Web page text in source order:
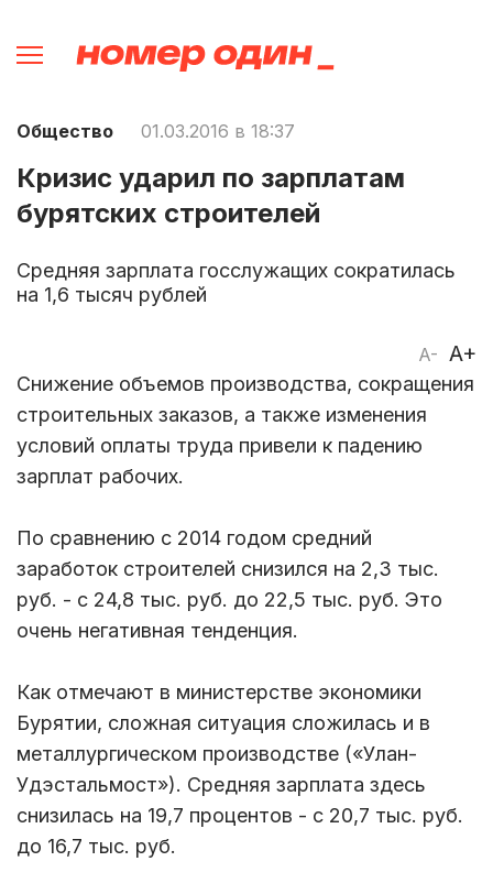
Общество 01.03.2016 в 18:37
Кризис ударил по зарплатам
бурятских строителей
Средняя зарплата госслужащих сократилась
на 1,6 тысяч рублей
A- A+
Снижение объемов производства, сокращения
строительных заказов, а также изменения
условий оплаты труда привели к падению
зарплат рабочих.
По сравнению с 2014 годом средний
заработок строителей снизился на 2,3 тыс.
руб. - с 24,8 тыс. руб. до 22,5 тыс. руб. Это
очень негативная тенденция.
Как отмечают в министерстве экономики
Бурятии, сложная ситуация сложилась и в
металлургическом производстве («Улан-
Удэстальмост»). Средняя зарплата здесь
снизилась на 19,7 процентов - с 20,7 тыс. руб.
до 16,7 тыс. руб.